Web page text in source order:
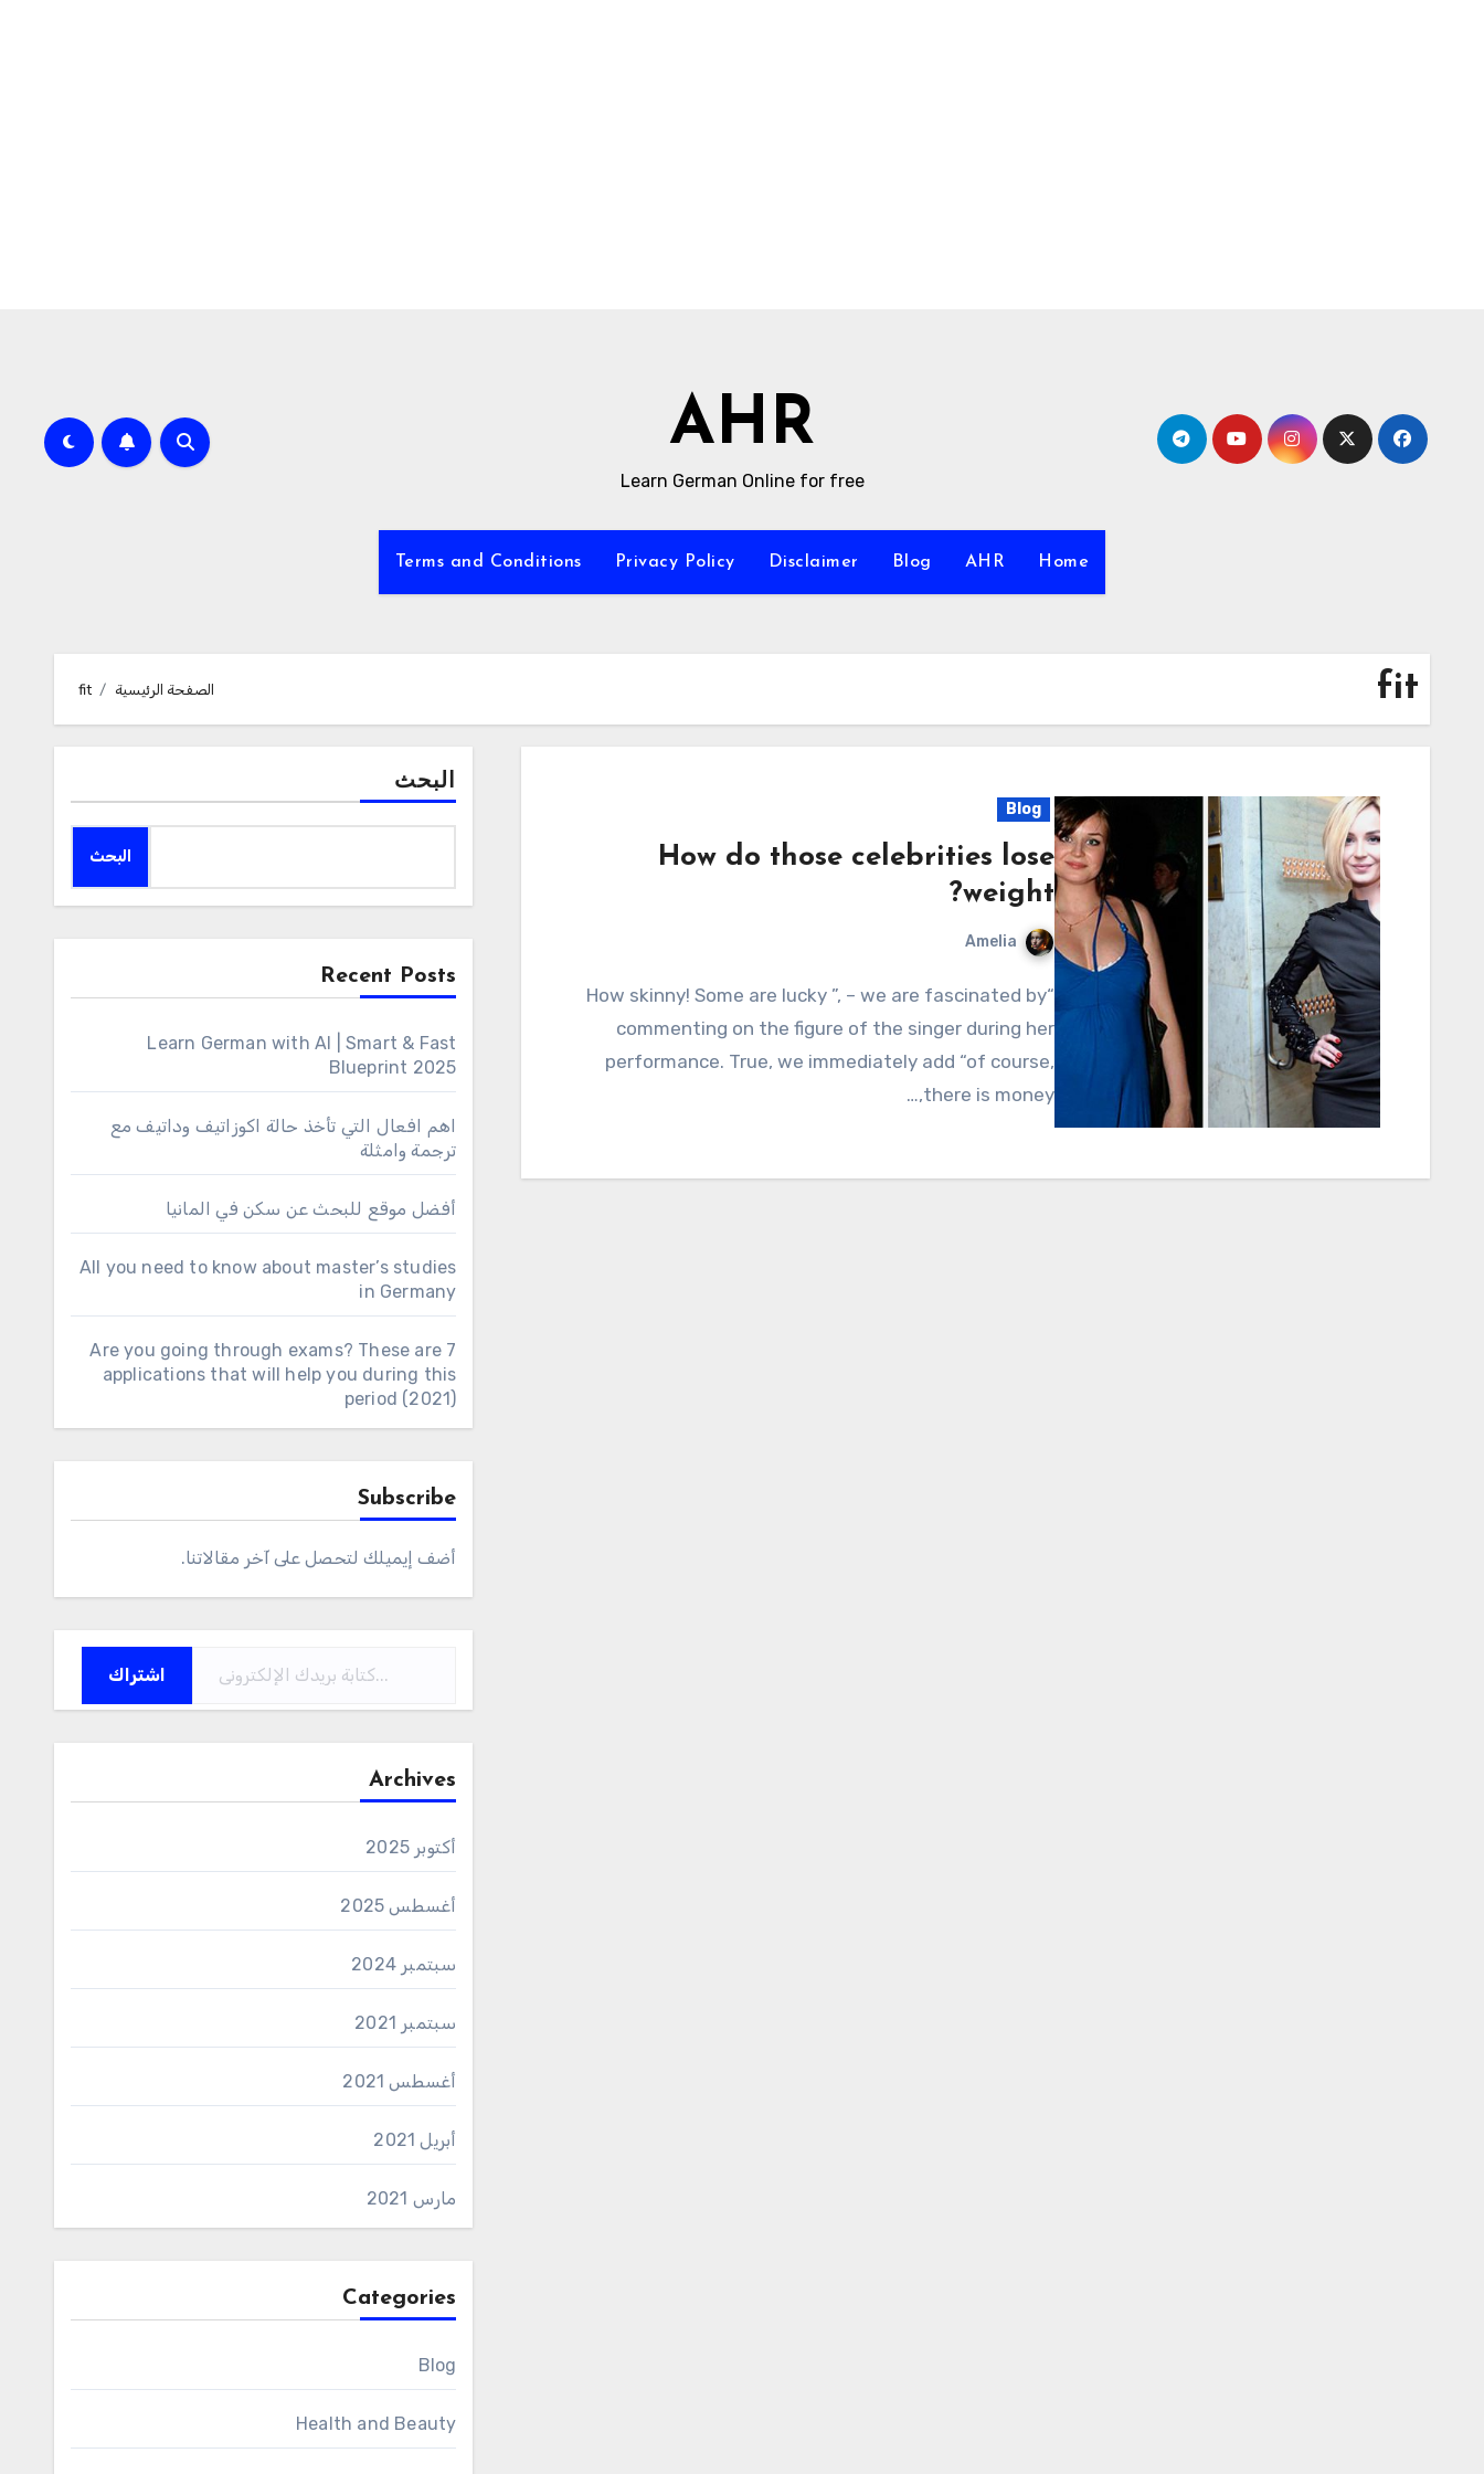
AHR
Learn German Online for free
Home
AHR
Blog
Disclaimer
Privacy Policy
Terms and Conditions
fit الصفحة الرئيسية fit
Blog
How do those celebrities lose
weight?
Amelia
“How skinny! Some are lucky ”, – we are fascinated by
commenting on the figure of the singer during her
performance. True, we immediately add “of course,
there is money,…
البحث
البحث
Recent Posts
Learn German with AI | Smart & Fast
Blueprint 2025
اهم افعال التي تأخذ حالة اكوزاتيف وداتيف مع
ترجمة وامثلة
أفضل موقع للبحث عن سكن في المانيا
All you need to know about master’s studies
in Germany
Are you going through exams? These are 7
applications that will help you during this
period (2021)
Subscribe
أضف إيميلك لتحصل على آخر مقالاتنا.
اشتراك
Archives
أكتوبر 2025
أغسطس 2025
سبتمبر 2024
سبتمبر 2021
أغسطس 2021
أبريل 2021
مارس 2021
Categories
Blog
Health and Beauty